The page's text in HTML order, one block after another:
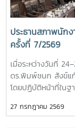
ประธานสภาพนัก
ครั้งที่ 7/2569
เมื่อระหว่างวันที่
ดร.พิมพ์ชนก สังข์แ
โดยปฏิบัติหน้าที่ในฐ
พัฒนบริหารศาสตร์
27 กรกฎาคม